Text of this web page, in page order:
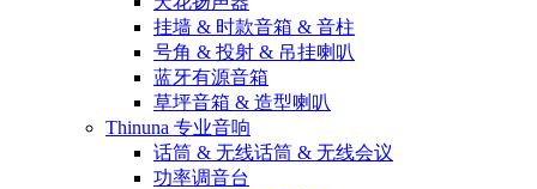
挂墙 & 时款音箱 & 音柱
号角 & 投射 & 吊挂喇叭
蓝牙有源音箱
草坪音箱 & 造型喇叭
Thinuna 专业音响
话筒 & 无线话筒 & 无线会议
功率调音台